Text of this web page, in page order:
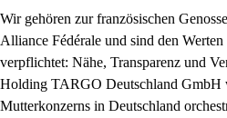
Wir gehören zur französischen
Alliance Fédérale und sind den Werten
verpflichtet: Nähe, Transparenz und
Holding TARGO Deutschland GmbH
Mutterkonzerns in Deutschland